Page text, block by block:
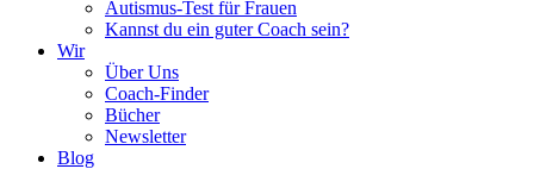
Autismus-Test für Frauen
Kannst du ein guter Coach sein?
Wir
Über Uns
Coach-Finder
Bücher
Newsletter
Blog